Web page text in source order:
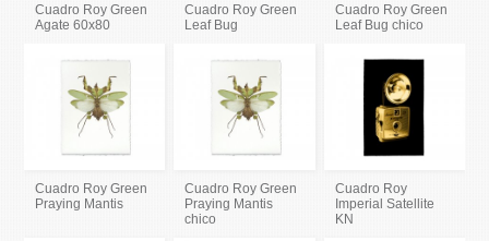
Cuadro Roy Green
Agate 60x80
Cuadro Roy Green
Leaf Bug
Cuadro Roy Green
Leaf Bug chico
Cuadro Roy Green
Praying Mantis
Cuadro Roy Green
Praying Mantis
chico
Cuadro Roy
Imperial Satellite
KN